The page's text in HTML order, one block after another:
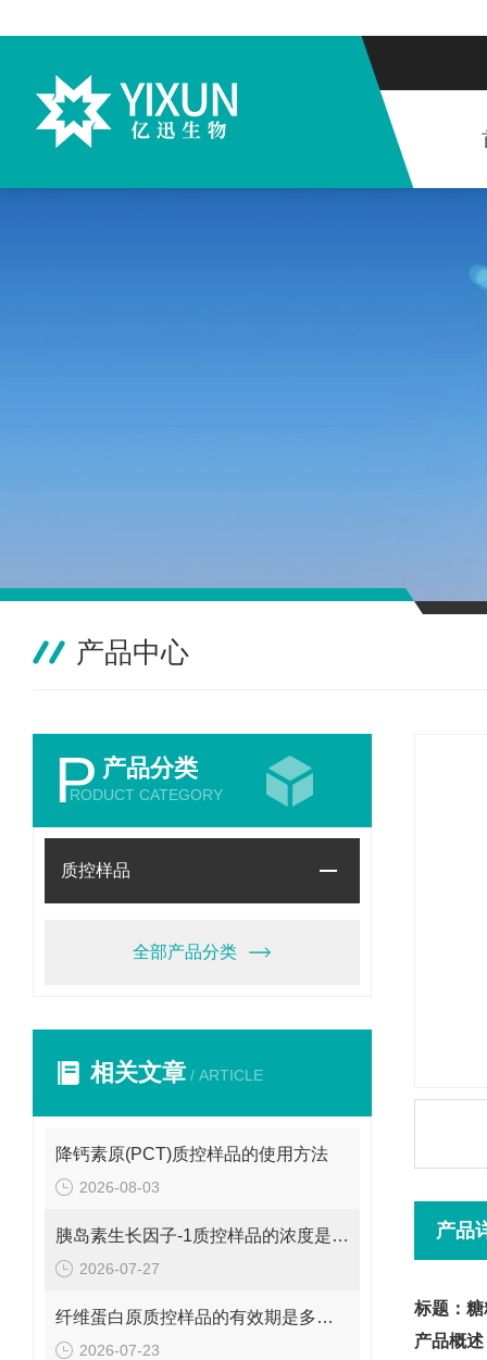
产品中心
P 产品分类
RODUCT CATEGORY
质控样品
全部产品分类
相关文章 / ARTICLE
降钙素原(PCT)质控样品的使用方法
2026-08-03
胰岛素生长因子-1质控样品的浓度是多少呢？
2026-07-27
纤维蛋白原质控样品的有效期是多久呢？
2026-07-23
产品
标题：
产品概述